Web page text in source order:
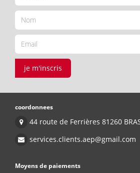
je m'inscris
coordonnees
44 route de Ferrières 81260
services.clients.aep@gmail.com
Moyens de paiements